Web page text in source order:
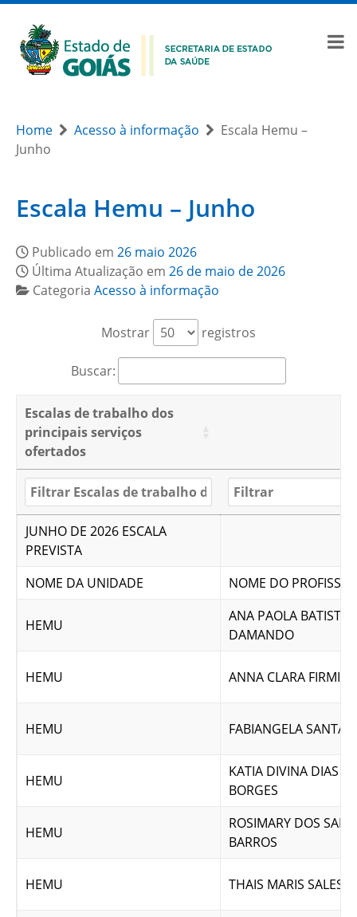
Home Acesso à informação
Escala Hemu –
Junho
Escala Hemu – Junho
Publicado em 26 maio 2026
Última Atualização em 26 de maio de 2026
Categoria Acesso à informação
Mostrar registros
Buscar:
Escalas de trabalho dos
principais serviços
ofertados
JUNHO DE 2026 ESCALA
PREVISTA
NOME DA UNIDADE
NOME DO
HEMU
ANA PAOLA BATISTA
DAMANDO
HEMU ANNA CLARA
HEMU FABIANGELA
HEMU
KATIA DIVINA DIAS
BORGES
HEMU
ROSIMARY DOS
BARROS
HEMU THAIS MARIS SALES